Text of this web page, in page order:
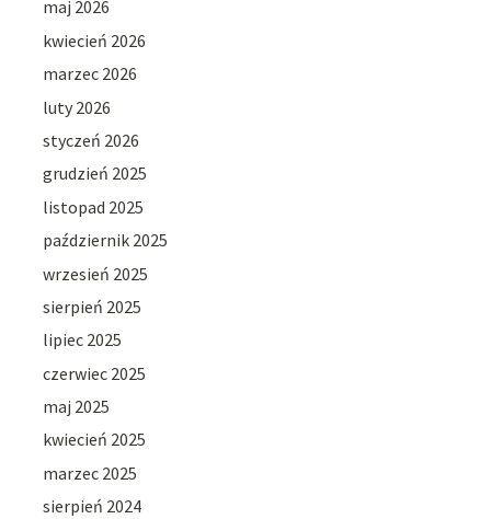
maj 2026
kwiecień 2026
marzec 2026
luty 2026
styczeń 2026
grudzień 2025
listopad 2025
październik 2025
wrzesień 2025
sierpień 2025
lipiec 2025
czerwiec 2025
maj 2025
kwiecień 2025
marzec 2025
sierpień 2024